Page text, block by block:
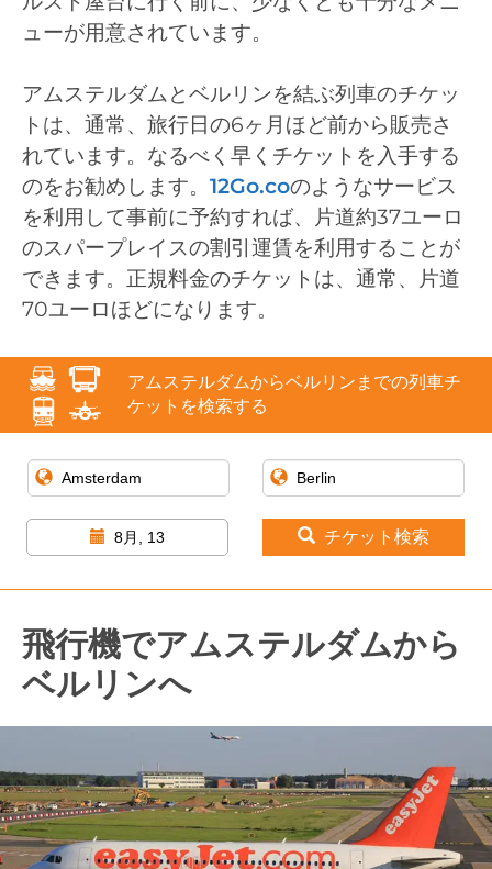
ューが用意されています。
アムステルダムとベルリンを結ぶ列車のチケッ
トは、通常、旅行日の6ヶ月ほど前から販売さ
れています。なるべく早くチケットを入手する
のをお勧めします。 12Go.coのようなサービス
を利用して事前に予約すれば、片道約37ユーロ
のスパープレイスの割引運賃を利用することが
できます。正規料金のチケットは、通常、片道
70ユーロほどになります。
アムステルダムからベルリンまでの列車チ
ケットを検索する
8月, 13 チケット検索
飛行機でアムステルダムから
ベルリンへ